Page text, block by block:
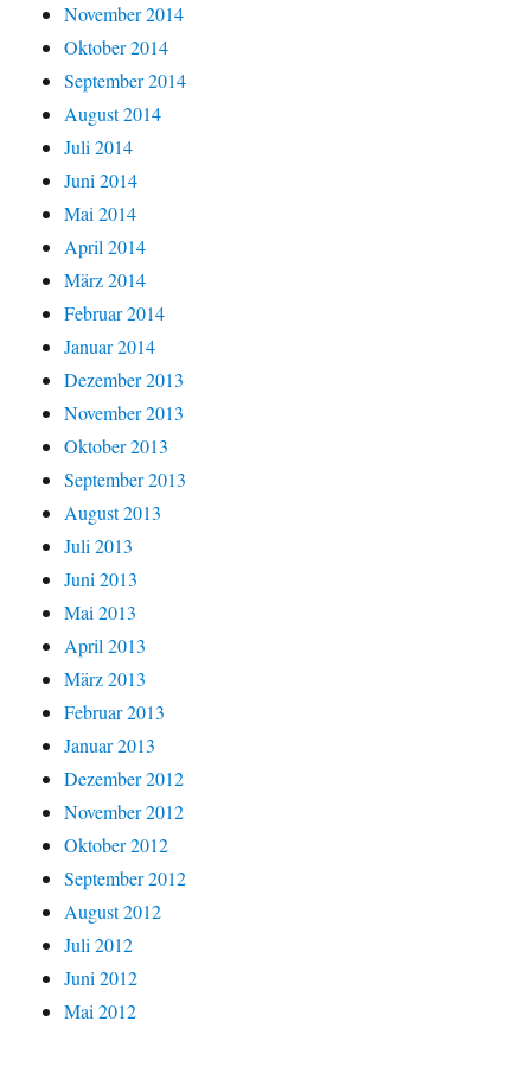
November 2014
Oktober 2014
September 2014
August 2014
Juli 2014
Juni 2014
Mai 2014
April 2014
März 2014
Februar 2014
Januar 2014
Dezember 2013
November 2013
Oktober 2013
September 2013
August 2013
Juli 2013
Juni 2013
Mai 2013
April 2013
März 2013
Februar 2013
Januar 2013
Dezember 2012
November 2012
Oktober 2012
September 2012
August 2012
Juli 2012
Juni 2012
Mai 2012